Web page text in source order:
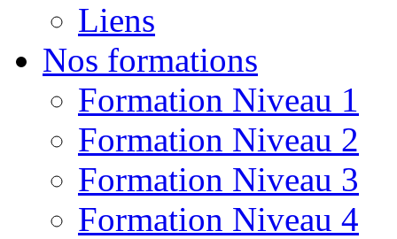
Liens
Nos formations
Formation Niveau 1
Formation Niveau 2
Formation Niveau 3
Formation Niveau 4